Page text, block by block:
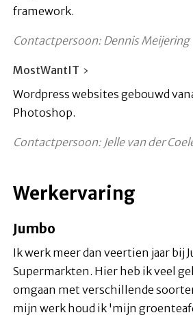
framework.
Contactpersoon: Dennis Meijering
MostWantIT
Wordpress websites gebouwd
Photoshop.
Contactpersoon: Jelle van der
Werkervaring
Jumbo
Ik werk meer dan veertien jaar bij
Supermarkten. Hier heb ik veel
omgaan met verschillende
mijn werk houd ik 'mijn